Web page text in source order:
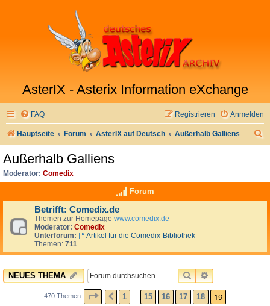
AsterIX - Asterix Information eXchange
FAQ Anmelden
Registrieren
Hauptseite Forum AsterIX auf Deutsch Außerhalb Galliens
h
Außerhalb Galliens
Moderator: Comedix
Forum
Betrifft: Comedix.de
Themen zur Homepage www.comedix.de
Moderator: Comedix
Unterforum:
Artikel für die Comedix-Bibliothek
Themen: 711
NEUES THEMA SUCHEERWEITERTE
470 Themen SEITE19 VON 19
VORHERIGE
1 15 16 17 18 19